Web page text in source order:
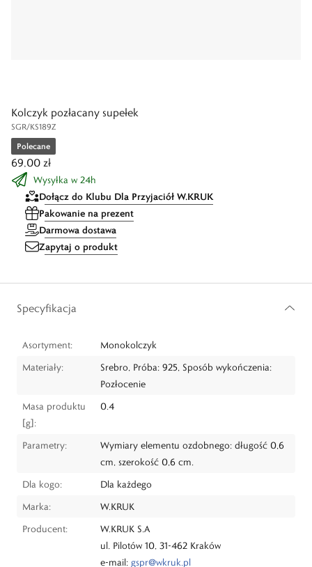
Kolczyk pozłacany supełek
SGR/KS189Z
Polecane
69,00 zł
Wysyłka w 24h
Dołącz do Klubu Dla Przyjaciół W.KRUK
Pakowanie na prezent
Darmowa dostawa
Zapytaj o produkt
Specyfikacja
Asortyment:
Monokolczyk
Materiały:
Srebro, Próba: 925, Sposób wykończenia:
Pozłocenie
Masa produktu
[g]:
0.4
Parametry:
Wymiary elementu ozdobnego: długość 0,6
cm, szerokość 0,6 cm.
Dla kogo:
Dla każdego
Marka:
W.KRUK
Producent:
W.KRUK S.A
ul. Pilotów 10, 31-462 Kraków
e-mail: gspr@wkruk.pl